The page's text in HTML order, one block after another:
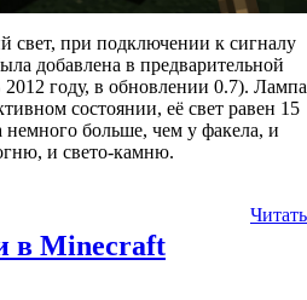
свет, при подключении к сигналу
добавлена в предварительной
году, в обновлении 0.7). Лампа
состоянии, её свет равен 15
немного больше, чем у факела, и
и свето-камню.
Читать
в Minecraft